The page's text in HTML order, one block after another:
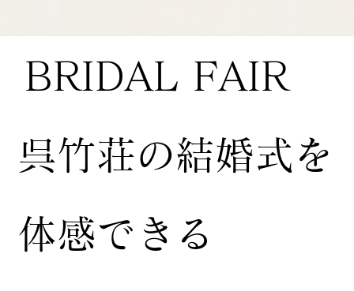
BRIDAL FAIR
​呉竹荘の結婚式を
体感できる